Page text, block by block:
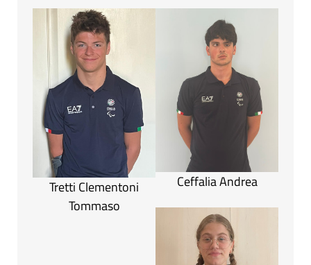
Tretti Clementoni
Tommaso
Ceffalia Andrea